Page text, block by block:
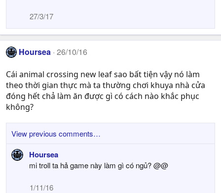
27/3/17
Hoursea 26/10/16
Cái animal crossing new leaf sao bất tiện vậy nó làm
theo thời gian thực mà ta thường chơi khuya nhà cửa
đóng hết chả làm ăn được gì có cách nào khắc phục
không?
View previous comments…
Hoursea
mi troll ta hả game này làm gì có ngủ? @@
1/11/16